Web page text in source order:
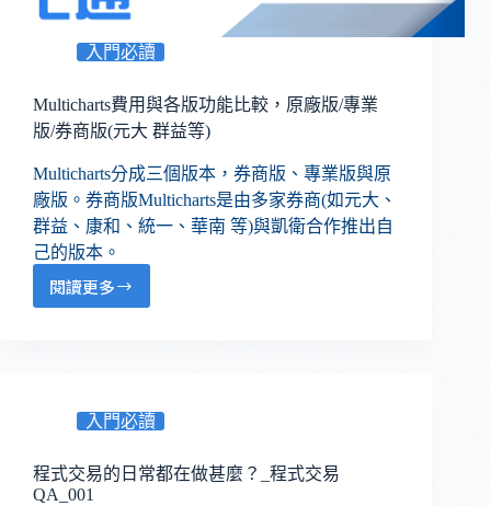
入門必讀
Multicharts費用與各版功能比較，原廠版/專業
版/券商版(元大 群益等)
Multicharts分成三個版本，券商版、專業版與原
廠版。券商版Multicharts是由多家券商(如元大、
群益、康和、統一、華南 等)與凱衛合作推出自
己的版本。
閱讀更多
入門必讀
程式交易的日常都在做甚麼？_程式交易
QA_001